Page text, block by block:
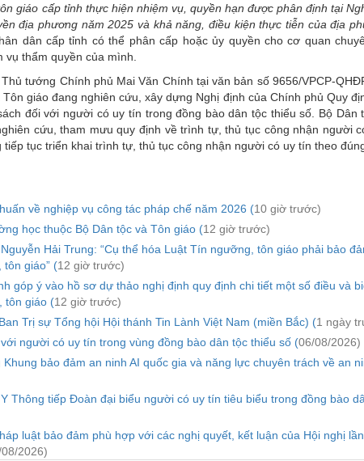
giáo cấp tỉnh thực hiện nhiệm vụ, quyền hạn được phân định tại
địa phương năm 2025 và khả năng, điều kiện thực tiễn của địa
dân cấp tỉnh có thể phân cấp hoặc ủy quyền cho cơ quan
vụ thẩm quyền của mình.
tướng Chính phủ Mai Văn Chính tại văn bản số 9656/VPCP-
giáo đang nghiên cứu, xây dựng Nghị định của Chính phủ Quy
đối với người có uy tín trong đồng bào dân tộc thiểu số. Bộ Dân
cứu, tham mưu quy định về trình tự, thủ tục công nhận người
tục triển khai trình tự, thủ tục công nhận người có uy tín theo
về nghiệp vụ công tác pháp chế năm 2026 (10 giờ trước)
học thuộc Bộ Dân tộc và Tôn giáo (12 giờ trước)
Hải Trung: “Cụ thể hóa Luật Tín ngưỡng, tôn giáo phải bảo
giáo” (12 giờ trước)
góp ý vào hồ sơ dự thảo nghị định quy định chi tiết một số điều và
tôn giáo (12 giờ trước)
Trị sự Tổng hội Hội thánh Tin Lành Việt Nam (miền Bắc) (1 ngày
người có uy tín trong vùng đồng bào dân tộc thiểu số (06/08/2026)
bảo đảm an ninh AI quốc gia và năng lực chuyên trách về an
Thông tiếp Đoàn đại biểu người có uy tín tiêu biểu trong đồng bào
luật bảo đảm phù hợp với các nghị quyết, kết luận của Hội nghị
2026)